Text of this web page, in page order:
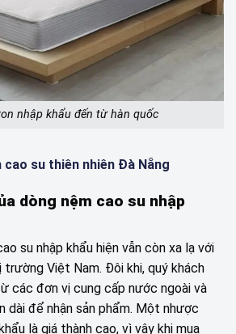
nhập khẩu đến từ hàn quốc
cao su thiên nhiên Đà Nẵng
dòng nệm cao su nhập
su nhập khẩu hiện vẫn còn xa lạ với
Việt Nam. Đôi khi, quý khách
các đơn vị cung cấp nước ngoài và
dài để nhận sản phẩm. Một nhược
là giá thành cao, vì vậy khi mua